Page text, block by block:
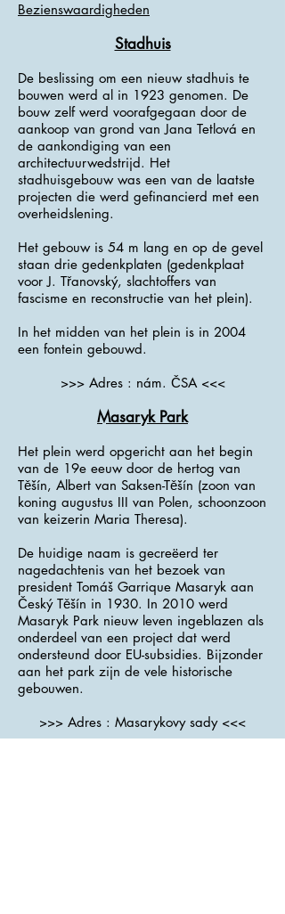
Bezienswaardigheden
Stadhuis
De beslissing om een ​​nieuw stadhuis te
bouwen werd al in 1923 genomen. De
bouw zelf werd voorafgegaan door de
aankoop van grond van Jana Tetlová en
de aankondiging van een
architectuurwedstrijd. Het
stadhuisgebouw was een van de laatste
projecten die werd gefinancierd met een
overheidslening.
Het gebouw is 54 m lang en op de gevel
staan ​​drie gedenkplaten (gedenkplaat
voor J. Třanovský, slachtoffers van
fascisme en reconstructie van het plein).
In het midden van het plein is in 2004
een fontein gebouwd.
>>> Adres : nám. ČSA <<<
Masaryk Park
Het plein werd opgericht aan het begin
van de 19e eeuw door de hertog van
Těšín, Albert van Saksen-Těšín (zoon van
koning augustus III van Polen, schoonzoon
van keizerin Maria Theresa).
De huidige naam is gecreëerd ter
nagedachtenis van het bezoek van
president Tomáš Garrique Masaryk aan
Český Těšín in 1930. In 2010 werd
Masaryk Park nieuw leven ingeblazen als
onderdeel van een project dat werd
ondersteund door EU-subsidies. Bijzonder
aan het park zijn de vele historische
gebouwen.
>>> Adres : Masarykovy sady <<<